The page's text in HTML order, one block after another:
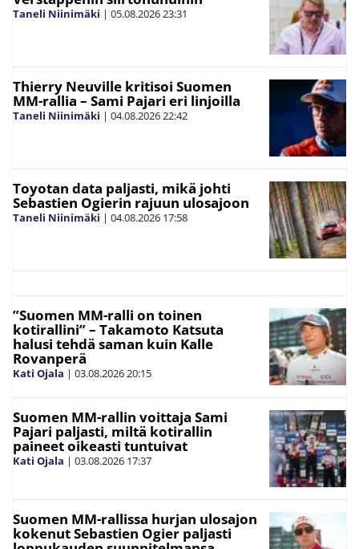
Taneli Niinimäki | 05.08.202623:31
Thierry Neuville kritisoi Suomen
MM-rallia – Sami Pajari eri linjoilla
Taneli Niinimäki | 04.08.202622:42
Toyotan data paljasti, mikä johti
Sebastien Ogierin rajuun ulosajoon
Taneli Niinimäki | 04.08.2026 17:58
”Suomen MM-ralli on toinen
kotirallini” – Takamoto Katsuta
halusi tehdä saman kuin Kalle
Rovanperä
Kati Ojala | 03.08.202620:15
Suomen MM-rallin voittaja Sami
Pajari paljasti, miltä kotirallin
paineet oikeasti tuntuivat
Kati Ojala | 03.08.2026 17:37
Suomen MM-rallissa hurjan ulosajon
kokenut Sebastien Ogier paljasti